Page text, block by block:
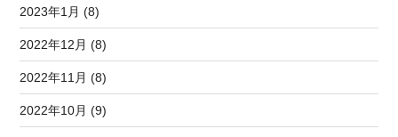
2023年1月 (8)
2022年12月 (8)
2022年11月 (8)
2022年10月 (9)